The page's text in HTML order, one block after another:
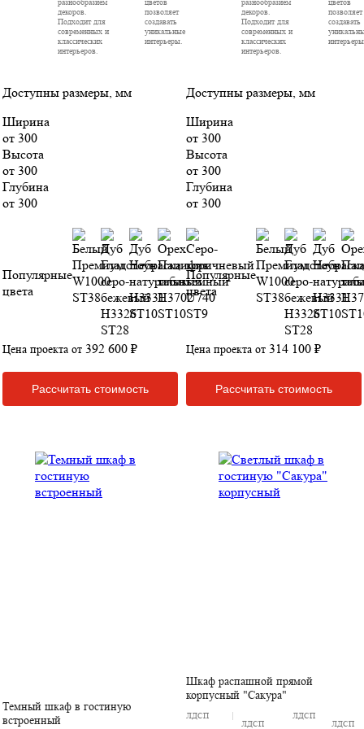
декоров.
Подходит для
современных и
классических
интерьеров.
позволяет
создавать
уникальные
интерьеры.
Доступны размеры, мм
Ширина
от 300
Высота
от 300
Глубина
от 300
Популярные
цвета
Цена проекта от 392 600 ₽
Рассчитать стоимость
декоров.
Подходит для
современных и
классических
интерьеров.
позволяет
создавать
Доступны размеры, мм
Ширина
от 300
Высота
от 300
Глубина
от 300
Популярные
цвета
Цена проекта от 314 100 ₽
Рассчитать стоимость
Темный шкаф в гостиную
встроенный
Шкаф распашной прямой
корпусный "Сакура"
ЛДСП
ЛДСП
ЛДСП
ЛДСП